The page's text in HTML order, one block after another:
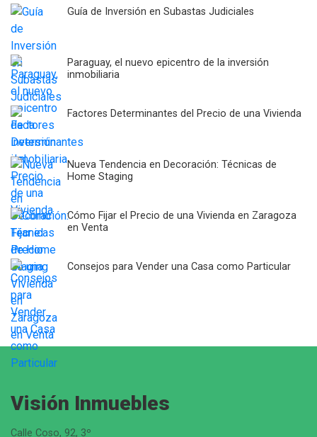
Guía de Inversión en Subastas Judiciales
Paraguay, el nuevo epicentro de la inversión
inmobiliaria
Factores Determinantes del Precio de una Vivienda
Nueva Tendencia en Decoración: Técnicas de
Home Staging
Cómo Fijar el Precio de una Vivienda en Zaragoza
en Venta
Consejos para Vender una Casa como Particular
Visión Inmuebles
Calle Coso, 92, 3º